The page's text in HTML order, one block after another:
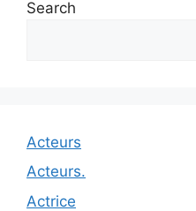
Search
Acteurs
Acteurs.
Actrice